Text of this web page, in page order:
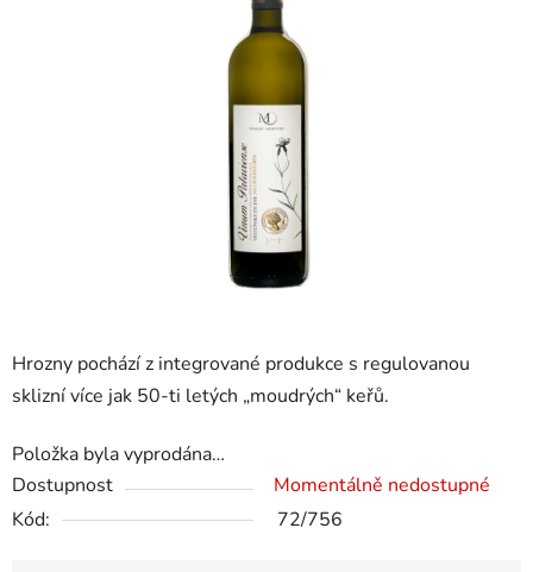
Hrozny pochází z integrované produkce s regulovanou
sklizní více jak 50-ti letých „moudrých“ keřů.
Položka byla vyprodána…
Dostupnost
Momentálně nedostupné
Kód:
72/756